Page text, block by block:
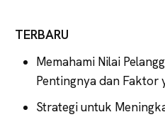
TERBARU
Memahami Nilai
Pentingnya dan Faktor
Strategi untuk